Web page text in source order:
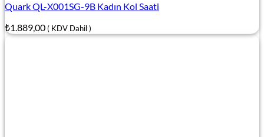
Quark QL-X001SG-9B Kadın Kol Saati
₺1.889,00( KDV Dahil )